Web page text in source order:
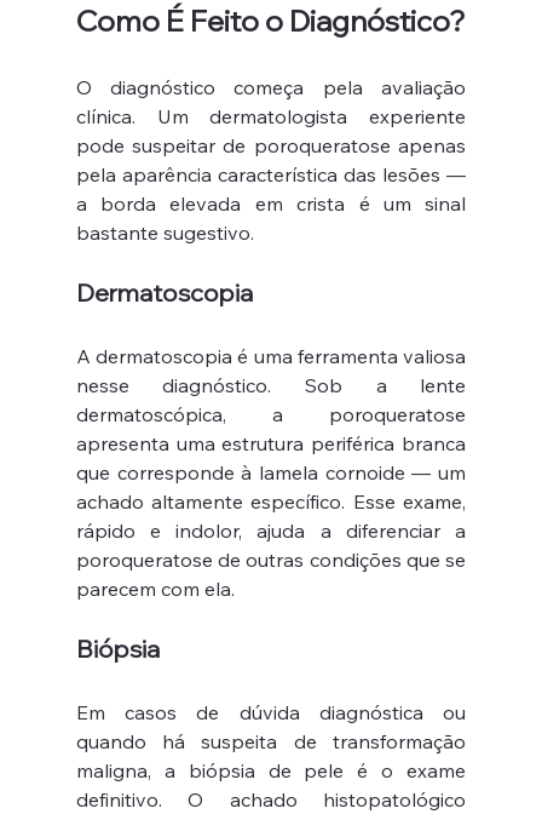
Como É Feito o Diagnóstico?
O diagnóstico começa pela avaliação
clínica. Um dermatologista experiente
pode suspeitar de poroqueratose apenas
pela aparência característica das lesões —
a borda elevada em crista é um sinal
bastante sugestivo.
Dermatoscopia
A dermatoscopia é uma ferramenta valiosa
nesse diagnóstico. Sob a lente
dermatoscópica, a poroqueratose
apresenta uma estrutura periférica branca
que corresponde à lamela cornoide — um
achado altamente específico. Esse exame,
rápido e indolor, ajuda a diferenciar a
poroqueratose de outras condições que se
parecem com ela.
Biópsia
Em casos de dúvida diagnóstica ou
quando há suspeita de transformação
maligna, a biópsia de pele é o exame
definitivo. O achado histopatológico